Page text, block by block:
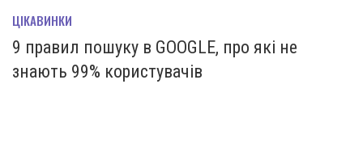
ЦІКАВИНКИ
9 правил пошуку в GOOGLE, про які не
знають 99% користувачів